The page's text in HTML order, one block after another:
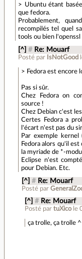
> Ubuntu étant
que fedora.
Probablement,
recompilés tel quel
tools ou bien l'openssl
[^] # Re: Mouarf
Posté par IsNotGood
> Fedora est encore
Pas si sûr.
Chez Fedora on
source !
Chez Debian c'est
Certes Fedora a
l'écart n'est pas du
Par exemple
Fedora alors qu'il
la myriade de *-
Eclipse n'est
pour Debian. Etc.
[^] # Re: Mouarf
Posté par
[^] # Re: Mouarf
Posté par tuXico le
ça trolle, ça trolle